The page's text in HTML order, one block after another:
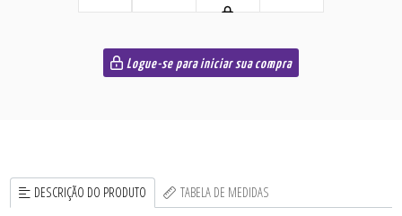
Logue-se para iniciar sua compra
DESCRIÇÃO DO PRODUTO TABELA DE MEDIDAS